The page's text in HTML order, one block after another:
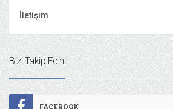
İletişim
Bizi Takip Edin!
FACEBOOK